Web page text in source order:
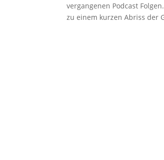
vergangenen Podcast
zu einem kurzen Abriss der